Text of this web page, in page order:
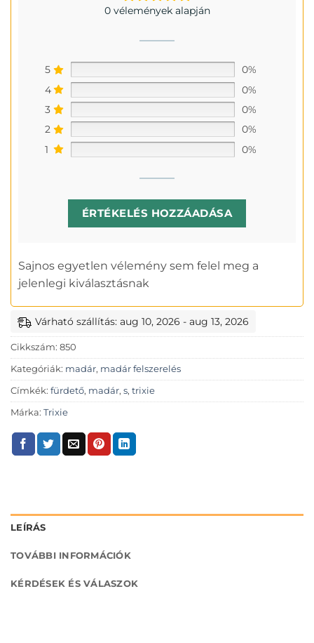
0 vélemények alapján
5
0%
4
0%
3
0%
2
0%
1
0%
ÉRTÉKELÉS HOZZÁADÁSA
Sajnos egyetlen vélemény sem felel meg a
jelenlegi kiválasztásnak
Várható szállítás: aug 10, 2026 - aug 13, 2026
Cikkszám: 850
Kategóriák: madár, madár felszerelés
Címkék: fürdető, madár, s, trixie
Márka: Trixie
LEÍRÁS
TOVÁBBI INFORMÁCIÓK
KÉRDÉSEK ÉS VÁLASZOK